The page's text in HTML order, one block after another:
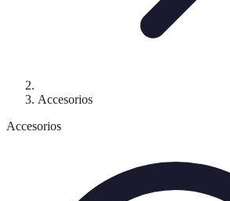
Accesorios
Accesorios